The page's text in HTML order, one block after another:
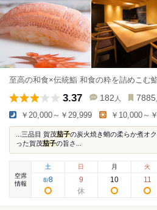
至高の和食×伝統鮨 和食の粋を詰めこむ
3.37 182 人 7885
￥20,000～￥29,999 ￥10,000～
...三品目 賀茂茄子の炭火焼き蛸の柔らか煮オ
った賀茂茄子の旨さ...
空席
情報
土
8/8
日
9
月
10
火
11